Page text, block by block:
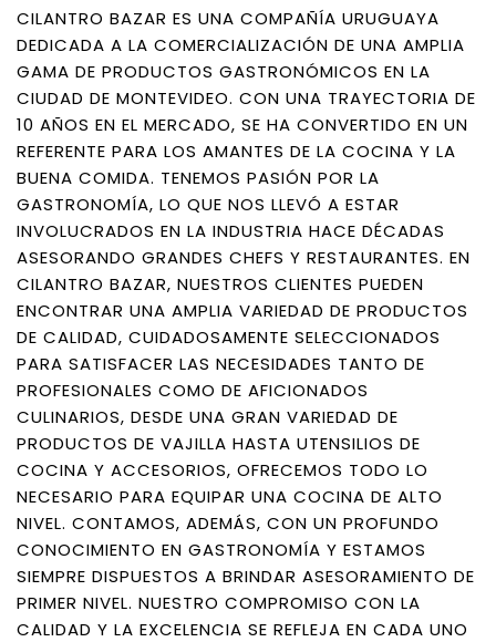
CILANTRO BAZAR ES UNA COMPAÑÍA URUGUAYA
DEDICADA A LA COMERCIALIZACIÓN DE UNA AMPLIA
GAMA DE PRODUCTOS GASTRONÓMICOS EN LA
CIUDAD DE MONTEVIDEO. CON UNA TRAYECTORIA DE
10 AÑOS EN EL MERCADO, SE HA CONVERTIDO EN UN
REFERENTE PARA LOS AMANTES DE LA COCINA Y LA
BUENA COMIDA. TENEMOS PASIÓN POR LA
GASTRONOMÍA, LO QUE NOS LLEVÓ A ESTAR
INVOLUCRADOS EN LA INDUSTRIA HACE DÉCADAS
ASESORANDO GRANDES CHEFS Y RESTAURANTES. EN
CILANTRO BAZAR, NUESTROS CLIENTES PUEDEN
ENCONTRAR UNA AMPLIA VARIEDAD DE PRODUCTOS
DE CALIDAD, CUIDADOSAMENTE SELECCIONADOS
PARA SATISFACER LAS NECESIDADES TANTO DE
PROFESIONALES COMO DE AFICIONADOS
CULINARIOS, DESDE UNA GRAN VARIEDAD DE
PRODUCTOS DE VAJILLA HASTA UTENSILIOS DE
COCINA Y ACCESORIOS, OFRECEMOS TODO LO
NECESARIO PARA EQUIPAR UNA COCINA DE ALTO
NIVEL. CONTAMOS, ADEMÁS, CON UN PROFUNDO
CONOCIMIENTO EN GASTRONOMÍA Y ESTAMOS
SIEMPRE DISPUESTOS A BRINDAR ASESORAMIENTO DE
PRIMER NIVEL. NUESTRO COMPROMISO CON LA
CALIDAD Y LA EXCELENCIA SE REFLEJA EN CADA UNO